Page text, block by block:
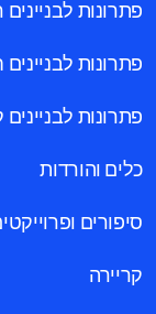
פתרונות לבניינים
פתרונות
פתרונות לבניינים
כלים והורדות
סיפורים
קריירה